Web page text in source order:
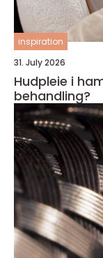
inspiration
31. July 2026
Hudpleie i
behandling?